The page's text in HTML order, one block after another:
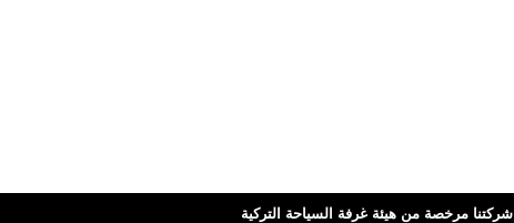
شركتنا مرخصة من هيئة غرفة السياحة التركية